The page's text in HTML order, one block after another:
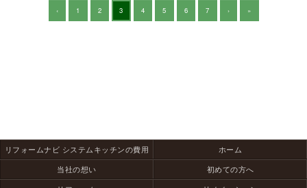
‹ 1 2 3 4 5 6 7 › »
リフォームナビ システムキッチンの費用
ホーム
当社の想い
初めての方へ